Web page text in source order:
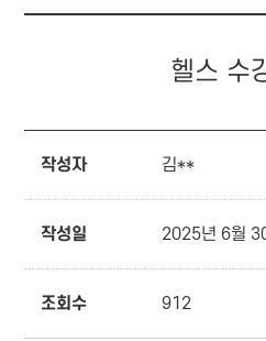
헬스 수
작성자 김**
작성일 2025년 6월
조회수 912